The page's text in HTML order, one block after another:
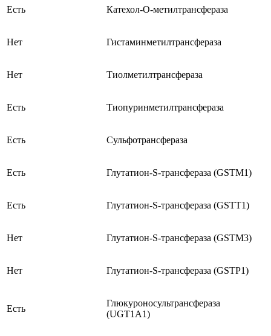
Есть Катехол-О-метилтрансфераза
Нет Гистаминметилтрансфераза
Нет Тиолметилтрансфераза
Есть Тиопуринметилтрансфераза
Есть Сульфотрансфераза
Есть Глутатион-S-трансфераза (GSTM1)
Есть Глутатион-S-трансфераза (GSTT1)
Нет Глутатион-S-трансфераза (GSTM3)
Нет Глутатион-S-трансфераза (GSTP1)
Есть
Глюкуроносультрансфераза
(UGT1A1)